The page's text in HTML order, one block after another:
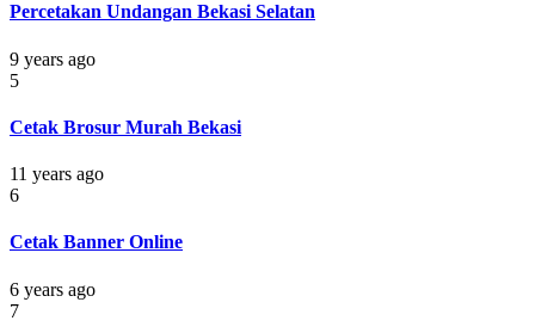
Percetakan Undangan Bekasi Selatan
9 years ago
5
Cetak Brosur Murah Bekasi
11 years ago
6
Cetak Banner Online
6 years ago
7